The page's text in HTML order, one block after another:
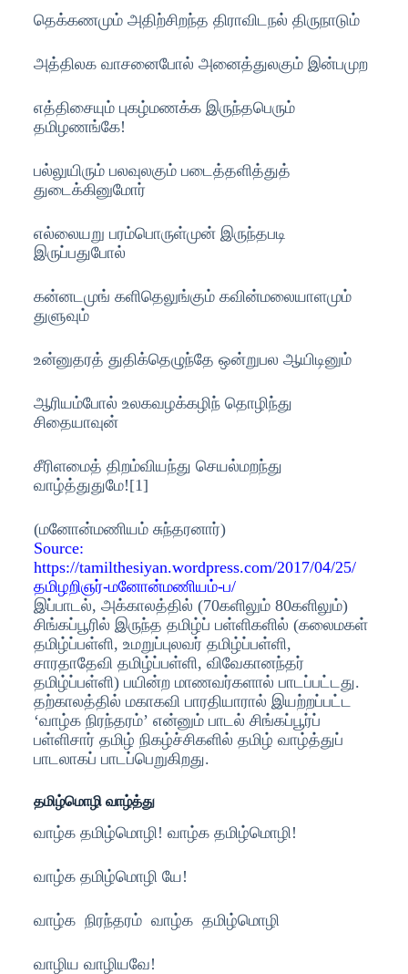
தெக்கணமும் அதிற்சிறந்த திராவிடநல் திருநாடும்
அத்திலக வாசனைபோல் அனைத்துலகும் இன்பமுற
எத்திசையும் புகழ்மணக்க இருந்தபெரும்
தமிழணங்கே!
பல்லுயிரும் பலவுலகும் படைத்தளித்துத்
துடைக்கினுமோர்
எல்லையறு பரம்பொருள்முன் இருந்தபடி
இருப்பதுபோல்
கன்னடமுங் களிதெலுங்கும் கவின்மலையாளமும்
துளுவும்
உன்னுதரத் துதிக்தெழுந்தே ஒன்றுபல ஆயிடினும்
ஆரியம்போல் உலகவழக்கழிந் தொழிந்து
சிதையாவுன்
சீரிளமைத் திறம்வியந்து செயல்மறந்து
வாழ்த்துதுமே![1]
(மனோன்மணியம் சுந்தரனார்)
Source:
https://tamilthesiyan.wordpress.com/2017/04/25/‌
தமிழறிஞர்-மனோன்மணியம்-ப/
இப்பாடல், அக்காலத்தில் (70களிலும் 80களிலும்)
சிங்கப்பூரில் இருந்த தமிழ்ப் பள்ளிகளில் (கலைமகள்
தமிழ்ப்பள்ளி, உமறுப்புலவர் தமிழ்ப்பள்ளி,
சாரதாதேவி தமிழ்ப்பள்ளி, விவேகானந்தர்
தமிழ்ப்பள்ளி) பயின்ற மாணவர்களால் பாடப்பட்டது.
தற்காலத்தில் மகாகவி பாரதியாரால் இயற்றப்பட்ட
‘வாழ்க நிரந்தரம்’ என்னும் பாடல் சிங்கப்பூர்ப்
பள்ளிசார் தமிழ் நிகழ்ச்சிகளில் தமிழ் வாழ்த்துப்
பாடலாகப் பாடப்பெறுகிறது.
தமிழ்மொழி வாழ்த்து
வாழ்க தமிழ்மொழி! வாழ்க தமிழ்மொழி!
வாழ்க தமிழ்மொழி யே!
வாழ்க நிரந்தரம் வாழ்க தமிழ்மொழி
வாழிய வாழியவே!